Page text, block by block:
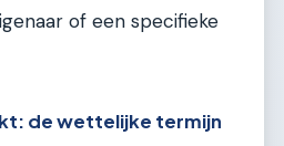
of een specifieke
de wettelijke termijn